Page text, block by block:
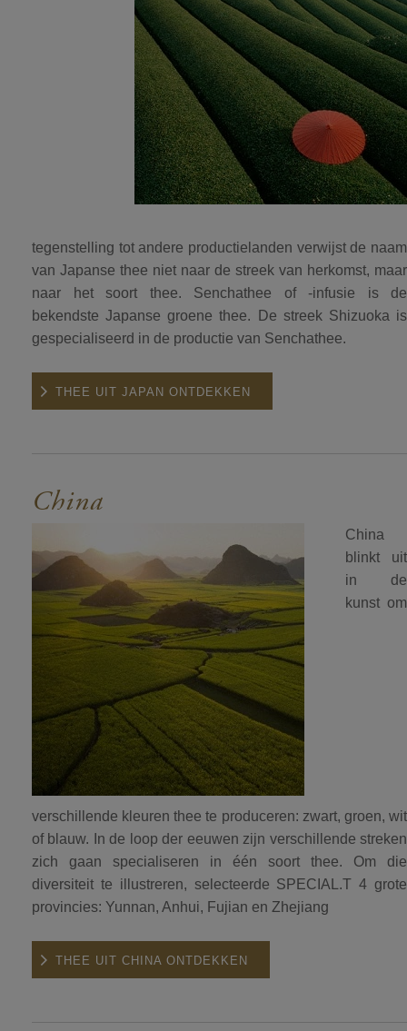
tegenstelling tot andere productielanden verwijst de naam
van Japanse thee niet naar de streek van herkomst, maar
naar het soort thee. Senchathee of -infusie is de
bekendste Japanse groene thee. De streek Shizuoka is
gespecialiseerd in de productie van Senchathee.
THEE UIT JAPAN ONTDEKKEN
China
China
blinkt uit
in de
kunst om
verschillende kleuren thee te produceren: zwart, groen, wit
of blauw. In de loop der eeuwen zijn verschillende streken
zich gaan specialiseren in één soort thee. Om die
diversiteit te illustreren, selecteerde SPECIAL.T 4 grote
provincies: Yunnan, Anhui, Fujian en Zhejiang
THEE UIT CHINA ONTDEKKEN